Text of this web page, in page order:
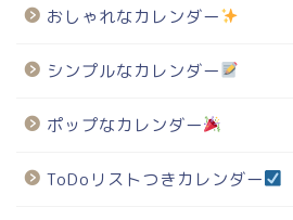
おしゃれなカレンダー
シンプルなカレンダー
ポップなカレンダー
ToDoリストつきカレンダー